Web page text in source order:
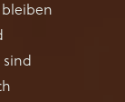
sind